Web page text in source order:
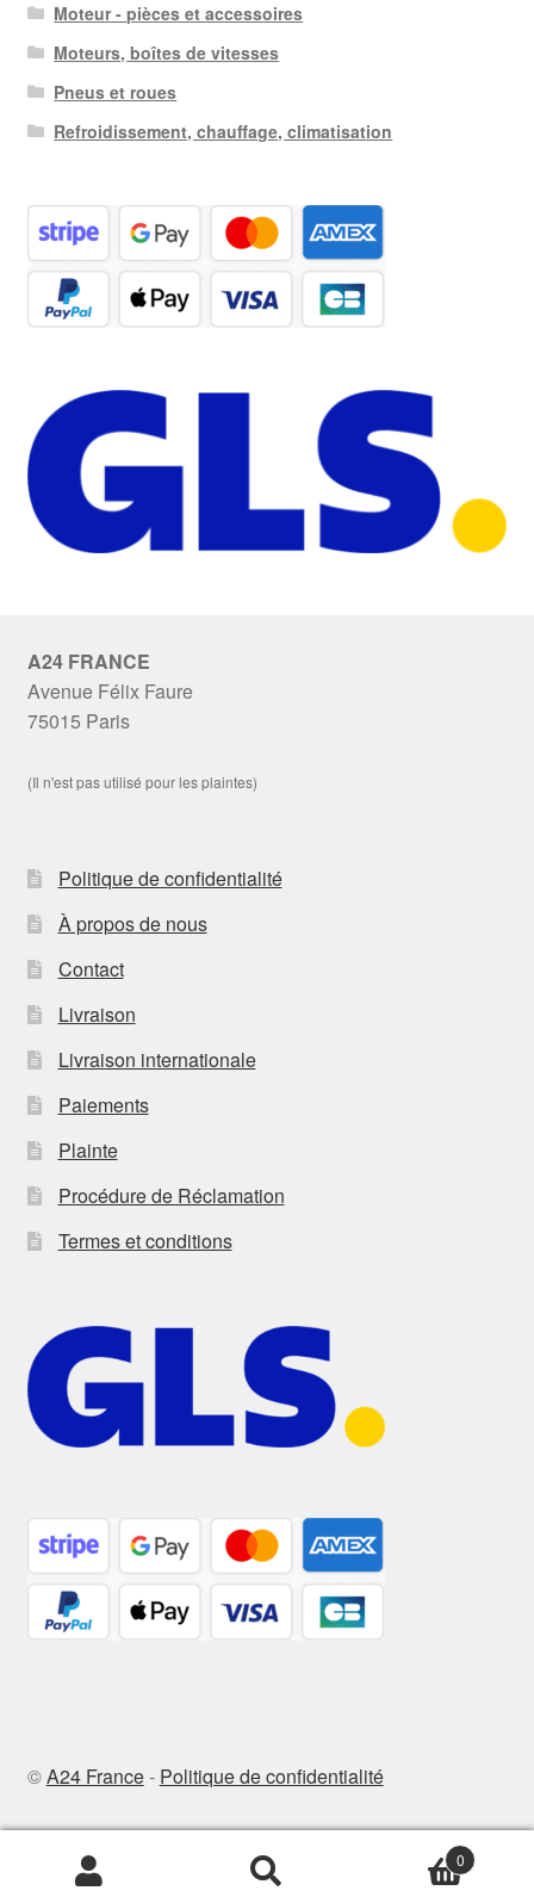
Moteur - pièces et accessoires
Moteurs, boîtes de vitesses
Pneus et roues
Refroidissement, chauffage, climatisation
A24 FRANCE
Avenue Félix Faure
75015 Paris
(Il n'est pas utilisé pour les plaintes)
Politique de confidentialité
À propos de nous
Contact
Livraison
Livraison internationale
Paiements
Plainte
Procédure de Réclamation
Termes et conditions
©A24 France- Politique de confidentialité
Recherche
Recherche
0